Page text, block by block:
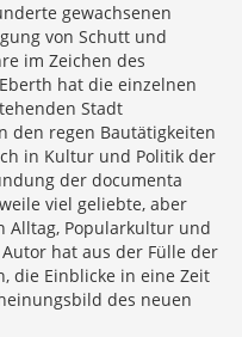
gewachsenen
von Schutt und
im Zeichen des
hat die einzelnen
Stadt
den regen Bautätigkeiten
in Kultur und Politik der
der documenta
viel geliebte, aber
Alltag, Popularkultur und
hat aus der Fülle der
die Einblicke in eine Zeit
des neuen